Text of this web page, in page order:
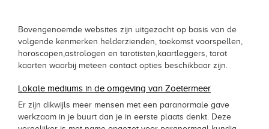
Bovengenoemde websites zijn uitgezocht op basis van de
volgende kenmerken helderzienden, toekomst voorspellen,
horoscopen,astrologen en tarotisten,kaartleggers, tarot
kaarten waarbij meteen contact opties beschikbaar zijn.
Lokale mediums in de omgeving van Zoetermeer
Er zijn dikwijls meer mensen met een paranormale gave
werkzaam in je buurt dan je in eerste plaats denkt. Deze